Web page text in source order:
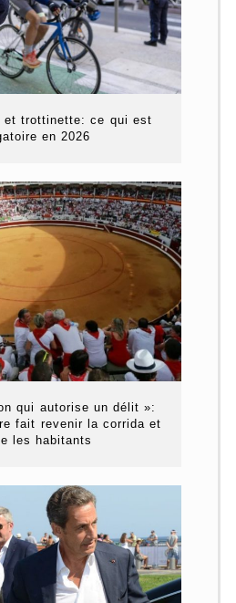
et trottinette: ce qui est
en 2026
qui autorise un délit »:
fait revenir la corrida et
les habitants